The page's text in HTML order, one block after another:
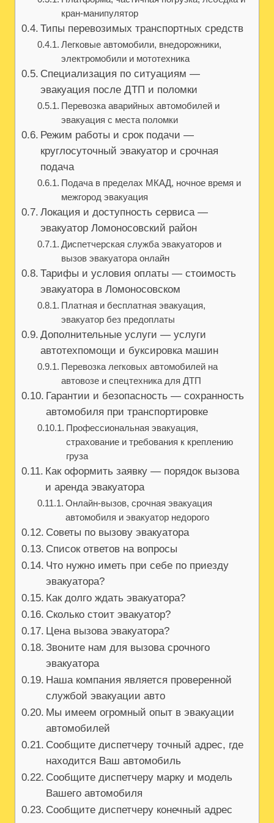
кран‑манипулятор
Типы перевозимых транспортных средств
Легковые автомобили, внедорожники,
электромобили и мототехника
Специализация по ситуациям —
эвакуация после ДТП и поломки
Перевозка аварийных автомобилей и
эвакуация с места поломки
Режим работы и срок подачи —
круглосуточный эвакуатор и срочная
подача
Подача в пределах МКАД, ночное время и
межгород эвакуация
Локация и доступность сервиса —
эвакуатор Ломоносовский район
Диспетчерская служба эвакуаторов и
вызов эвакуатора онлайн
Тарифы и условия оплаты — стоимость
эвакуатора в Ломоносовском
Платная и бесплатная эвакуация,
эвакуатор без предоплаты
Дополнительные услуги — услуги
автотехпомощи и буксировка машин
Перевозка легковых автомобилей на
автовозе и спецтехника для ДТП
Гарантии и безопасность — сохранность
автомобиля при транспортировке
Профессиональная эвакуация,
страхование и требования к креплению
груза
Как оформить заявку — порядок вызова
и аренда эвакуатора
Онлайн‑вызов, срочная эвакуация
автомобиля и эвакуатор недорого
Советы по вызову эвакуатора
Список ответов на вопросы
Что нужно иметь при себе по приезду
эвакуатора?
Как долго ждать эвакуатора?
Сколько стоит эвакуатор?
Цена вызова эвакуатора?
Звоните нам для вызова срочного
эвакуатора
Наша компания является проверенной
службой эвакуации авто
Мы имеем огромный опыт в эвакуации
автомобилей
Сообщите диспетчеру точный адрес, где
находится Ваш автомобиль
Сообщите диспетчеру марку и модель
Вашего автомобиля
Сообщите диспетчеру конечный адрес